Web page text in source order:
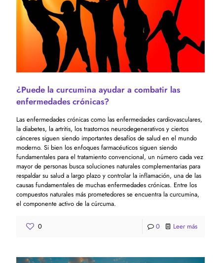
¿Puede la curcumina ayudar a combatir las
enfermedades crónicas?
Las enfermedades crónicas como las enfermedades cardiovasculares,
la diabetes, la artritis, los trastornos neurodegenerativos y ciertos
cánceres siguen siendo importantes desafíos de salud en el mundo
moderno. Si bien los enfoques farmacéuticos siguen siendo
fundamentales para el tratamiento convencional, un número cada vez
mayor de personas busca soluciones naturales complementarias para
respaldar su salud a largo plazo y controlar la inflamación, una de las
causas fundamentales de muchas enfermedades crónicas. Entre los
compuestos naturales más prometedores se encuentra la curcumina,
el componente activo de la cúrcuma.
0 0 Leer más